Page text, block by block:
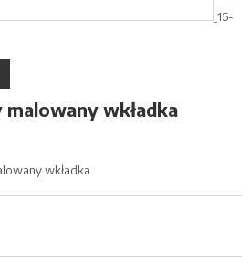
16-
malowany wkładka
wkładka